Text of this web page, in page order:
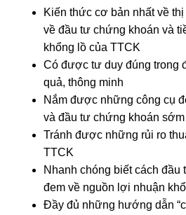
Kiến thức cơ bản nhất về
về đầu tư chứng khoán và
khổng lồ của TTCK
Có được tư duy đúng trong
quả, thông minh
Nắm được những công cụ
và đầu tư chứng khoán
Tránh được những rủi ro
TTCK
Nhanh chóng biết cách
đem về nguồn lợi nhuận
Đầy đủ những hướng dẫn